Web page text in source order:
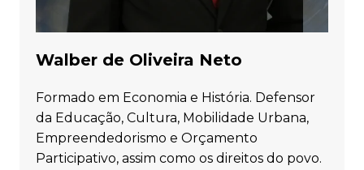
Walber de Oliveira Neto
Formado em Economia e História. Defensor
da Educação, Cultura, Mobilidade Urbana,
Empreendedorismo e Orçamento
Participativo, assim como os direitos do povo.